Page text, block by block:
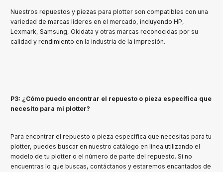
Nuestros repuestos y piezas para plotter son compatibles con una
variedad de marcas líderes en el mercado, incluyendo HP,
Lexmark, Samsung, Okidata y otras marcas reconocidas por su
calidad y rendimiento en la industria de la impresión.
P3: ¿Cómo puedo encontrar el repuesto o pieza específica que
necesito para mi plotter?
Para encontrar el repuesto o pieza específica que necesitas para tu
plotter, puedes buscar en nuestro catálogo en línea utilizando el
modelo de tu plotter o el número de parte del repuesto. Si no
encuentras lo que buscas, contáctanos y estaremos encantados de